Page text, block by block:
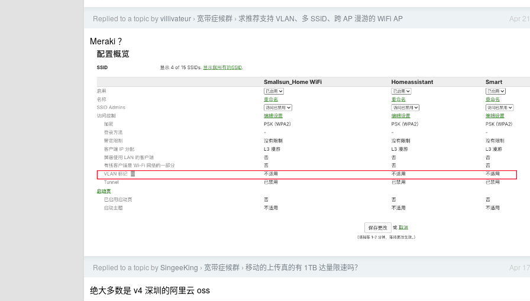
Apr 21
Replied to a topic byvillivateur › 宽带症候群 › 求推荐支持 VLAN、多 SSID、跨 AP 漫游的 WiFi AP
Meraki ？
Apr 17
Replied to a topic bySingeeKing › 宽带症候群 › 移动的上传真的有 1TB 达量限速吗？
绝大多数是 v4 深圳的阿里云 oss